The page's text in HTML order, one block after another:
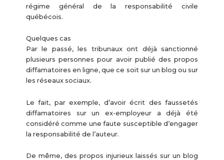
régime général de la responsabilité civile
québécois.
Quelques cas
Par le passé, les tribunaux ont déjà sanctionné
plusieurs personnes pour avoir publié des propos
diffamatoires en ligne, que ce soit sur un blog ou sur
les réseaux sociaux.
Le fait, par exemple, d’avoir écrit des faussetés
diffamatoires sur un ex-employeur a déjà été
considéré comme une faute susceptible d’engager
la responsabilité de l’auteur.
De même, des propos injurieux laissés sur un blog